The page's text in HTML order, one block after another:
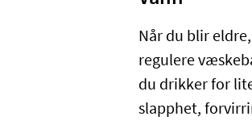
Når du blir
regulere
du drikker for
slapphet,